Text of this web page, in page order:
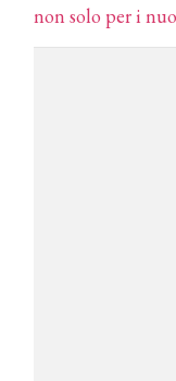
non solo per i